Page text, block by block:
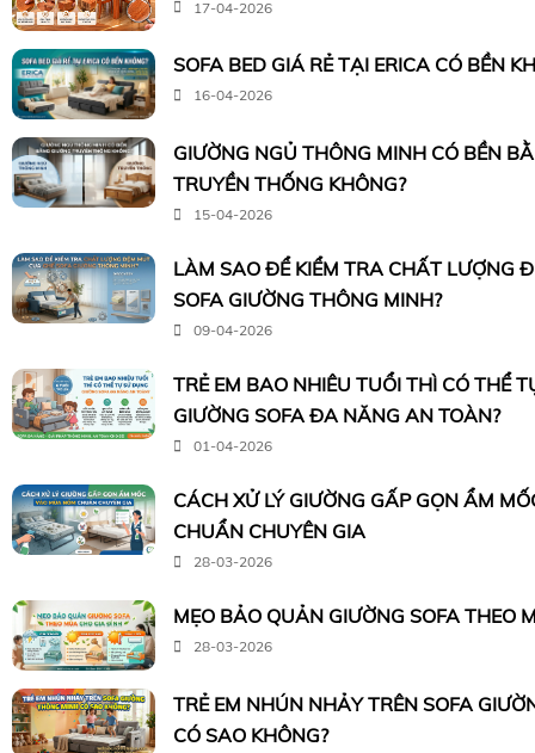
17-04-2026
SOFA BED GIÁ RẺ TẠI ERICA CÓ BỀN
16-04-2026
GIƯỜNG NGỦ THÔNG MINH CÓ BỀN
TRUYỀN THỐNG KHÔNG?
15-04-2026
LÀM SAO ĐỂ KIỂM TRA CHẤT LƯỢNG
SOFA GIƯỜNG THÔNG MINH?
09-04-2026
TRẺ EM BAO NHIÊU TUỔI THÌ CÓ THỂ
GIƯỜNG SOFA ĐA NĂNG AN TOÀN?
01-04-2026
CÁCH XỬ LÝ GIƯỜNG GẤP GỌN ẨM
CHUẨN CHUYÊN GIA
28-03-2026
MẸO BẢO QUẢN GIƯỜNG SOFA THEO
28-03-2026
TRẺ EM NHÚN NHẢY TRÊN SOFA
CÓ SAO KHÔNG?